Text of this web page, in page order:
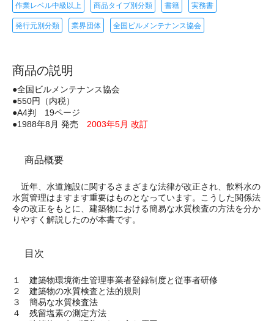
作業レベル中級以上 商品タイプ別分類 書籍 実務書
発行元別分類 業界団体 全国ビルメンテナンス協会
商品の説明
●全国ビルメンテナンス協会
●550円（内税）
●A4判 19ページ
●1988年8月 発売 2003年5月 改訂
商品概要
近年、水道施設に関するさまざまな法律が改正され、飲料水の
水質管理はますます重要はものとなっています。こうした関係法
令の改正をもとに、建築物における簡易な水質検査の方法を分か
りやすく解説したのが本書です。
目次
１ 建築物環境衛生管理事業者登録制度と従事者研修
２ 建築物の水質検査と法的規則
３ 簡易な水質検査法
４ 残留塩素の測定方法